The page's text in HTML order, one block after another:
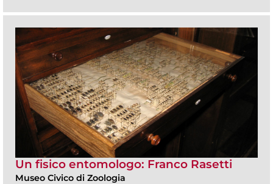
Un fisico entomologo: Franco Rasetti
Museo Civico di Zoologia